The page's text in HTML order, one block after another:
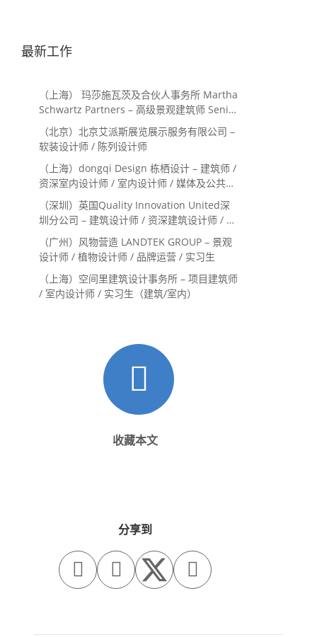
最新工作
（上海） 玛莎施瓦茨及合伙人事务所 Martha
Schwartz Partners – 高级景观建筑师 Senior
Landscape Designer / 景观建筑师
Landscape Designer
（北京）北京艾派斯展览展示服务有限公司 –
软装设计师 / 陈列设计师
（上海）dongqi Design 栋栖设计 – 建筑师 /
资深室内设计师 / 室内设计师 / 媒体及公共关
系主管 / 设计实习生（常年招聘）
（深圳）英国Quality Innovation United深
圳分公司 – 建筑设计师 / 资深建筑设计师 / 室
内设计师 / 设计实习生
（广州）风物营造 LANDTEK GROUP – 景观
设计师 / 植物设计师 / 品牌运营 / 实习生
（上海）空间里建筑设计事务所 – 项目建筑师
/ 室内设计师 / 实习生（建筑/室内）
收藏本文
分享到
  